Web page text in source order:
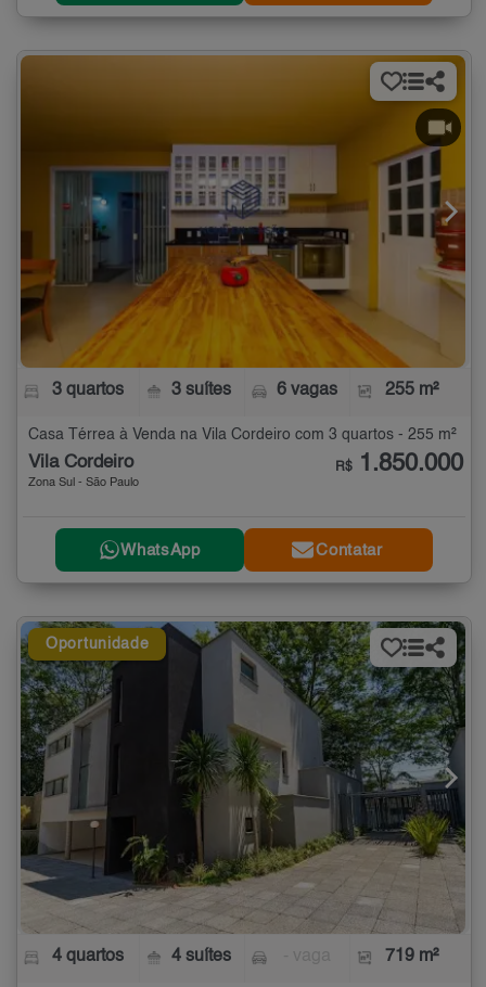
3 quartos 3 suítes 6 vagas 255 m²
Casa Térrea à Venda na Vila Cordeiro com 3 quartos - 255 m²
Vila Cordeiro
Zona Sul - São Paulo
R$ 1.850.000
WhatsApp Contatar
Oportunidade
4 quartos 4 suítes 719 m²